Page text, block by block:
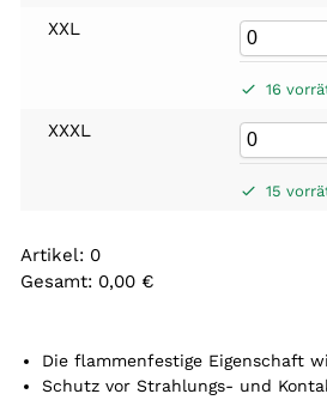
XXL
16
XXXL
15
Artikel: 0
Gesamt: 0,00 €
r
t
Die flammenfestige Eigenschaft
Schutz vor Strahlungs- und